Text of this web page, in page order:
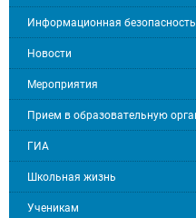
Информационная безопасность
Новости
Мероприятия
Прием в образовательную
ГИА
Школьная жизнь
Ученикам